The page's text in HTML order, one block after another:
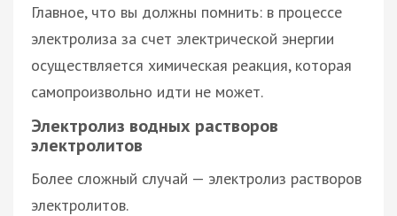
Главное, что вы должны помнить: в процессе
электролиза за счет электрической энергии
осуществляется химическая реакция, которая
самопроизвольно идти не может.
Электролиз водных растворов
электролитов
Более сложный случай — электролиз растворов
электролитов.